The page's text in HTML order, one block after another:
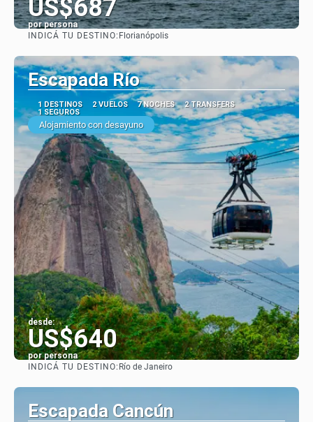
US$687
por persona
Ver
INDICÁ TU DESTINO: Florianópolis
Escapada Río
1 DESTINOS 2 VUELOS 7 NOCHES
2 TRANSFERS
1 SEGUROS
Alojamiento con desayuno
desde:
US$640
por persona
INDICÁ TU DESTINO: Río de Janeiro
Escapada Cancún